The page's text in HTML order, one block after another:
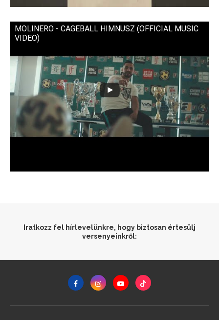
MOLINERO - CAGEBALL HIMNUSZ (OFFICIAL MUSIC
VIDEO)
Iratkozz fel hírlevelünkre, hogy biztosan értesülj
versenyeinkről: